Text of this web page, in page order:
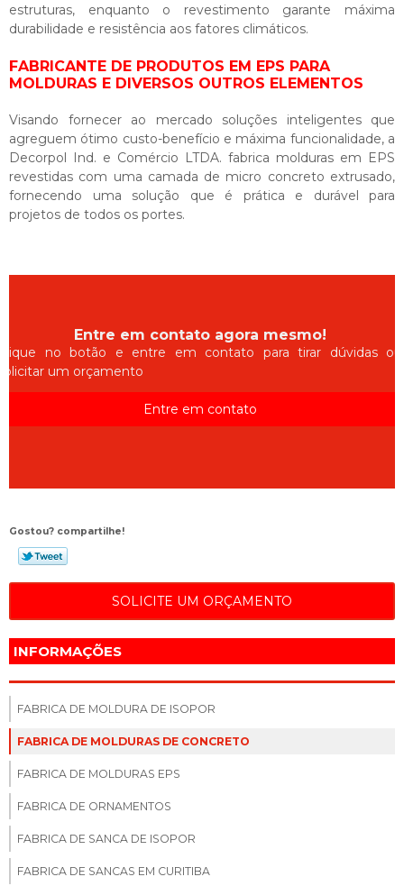
estruturas, enquanto o revestimento garante máxima
durabilidade e resistência aos fatores climáticos.
FABRICANTE DE PRODUTOS EM EPS PARA
MOLDURAS E DIVERSOS OUTROS ELEMENTOS
Visando fornecer ao mercado soluções inteligentes que
agreguem ótimo custo-benefício e máxima funcionalidade, a
Decorpol Ind. e Comércio LTDA. fabrica molduras em EPS
revestidas com uma camada de micro concreto extrusado,
fornecendo uma solução que é prática e durável para
projetos de todos os portes.
Entre em contato agora mesmo!
no botão e entre em contato para tirar dúvidas ou
um orçamento
Entre em contato
Gostou? compartilhe!
SOLICITE UM ORÇAMENTO
INFORMAÇÕES
FABRICA DE MOLDURA DE ISOPOR
FABRICA DE MOLDURAS DE CONCRETO
FABRICA DE MOLDURAS EPS
FABRICA DE ORNAMENTOS
FABRICA DE SANCA DE ISOPOR
FABRICA DE SANCAS EM CURITIBA